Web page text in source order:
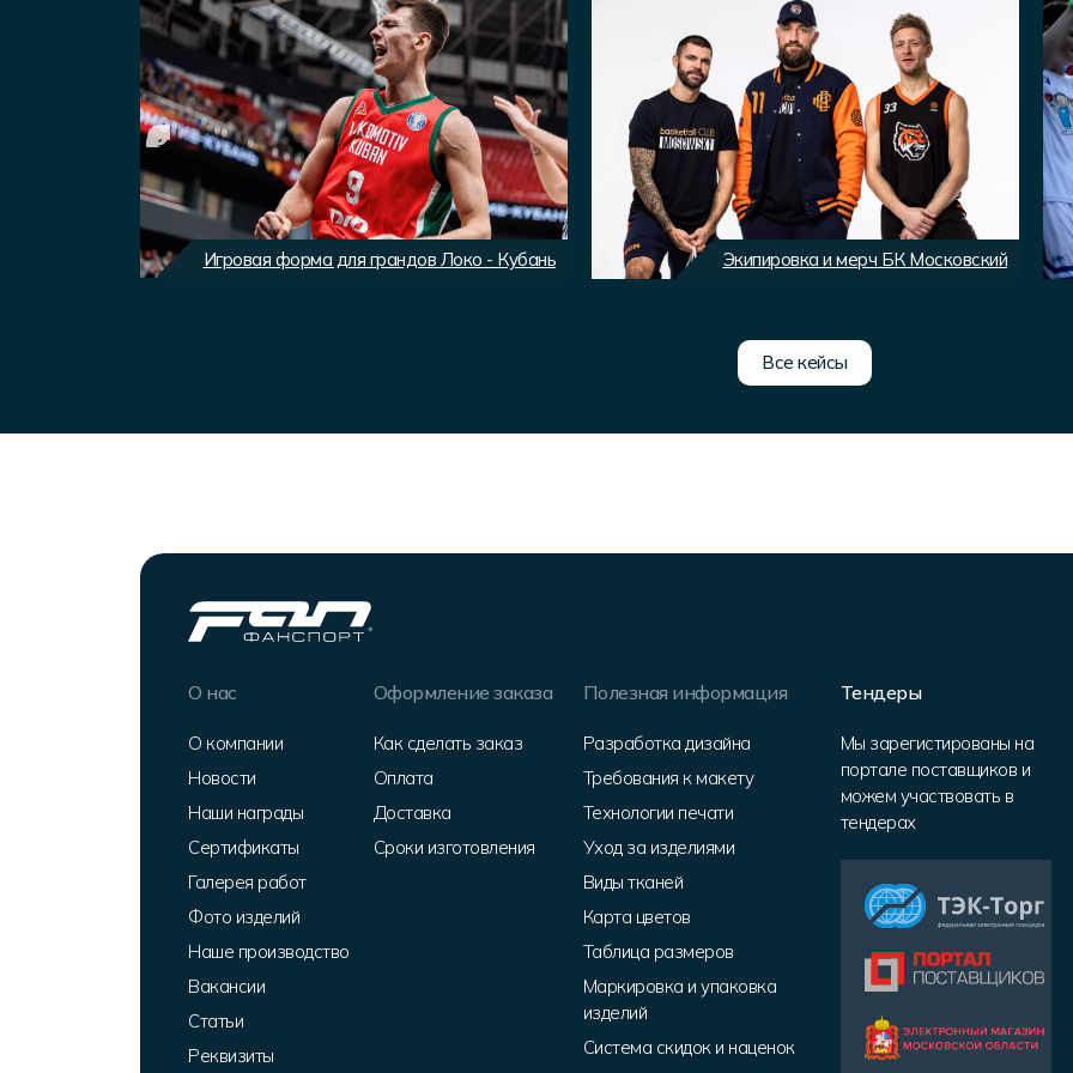
Игровая форма для грандов Локо - Кубань
Экипировка и мерч БК Московский
Все кейсы
О нас
О компании
Новости
Наши награды
Сертификаты
Галерея работ
Фото изделий
Наше производство
Вакансии
Статьи
Реквизиты
Оформление заказа
Как сделать заказ
Оплата
Доставка
Сроки изготовления
Полезная информация
Разработка дизайна
Требования к макету
Технологии печати
Уход за изделиями
Виды тканей
Карта цветов
Таблица размеров
Маркировка и упаковка
изделий
Система скидок и наценок
Тендеры
Мы зарегистированы на
портале поставщиков и
можем участвовать в
тендерах